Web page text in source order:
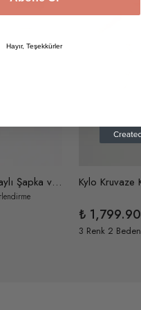
Richard Ponpon Detaylı Şapka ve İçi Peluş Tulum İki Parça Örme Triko Takım
₺ 1,799.90
3 Renk 2 Beden
Hayır, Teşekkürler